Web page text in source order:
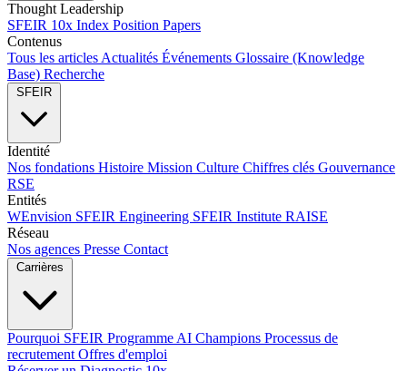
Thought Leadership
SFEIR 10x Index Position Papers
Contenus
Tous les articles Actualités Événements Glossaire (Knowledge
Base) Recherche
SFEIR
Identité
Nos fondations Histoire Mission Culture Chiffres clés Gouvernance
RSE
Entités
WEnvision SFEIR Engineering SFEIR Institute RAISE
Réseau
Nos agences Presse Contact
Carrières
Pourquoi SFEIR Programme AI Champions Processus de
recrutement Offres d'emploi